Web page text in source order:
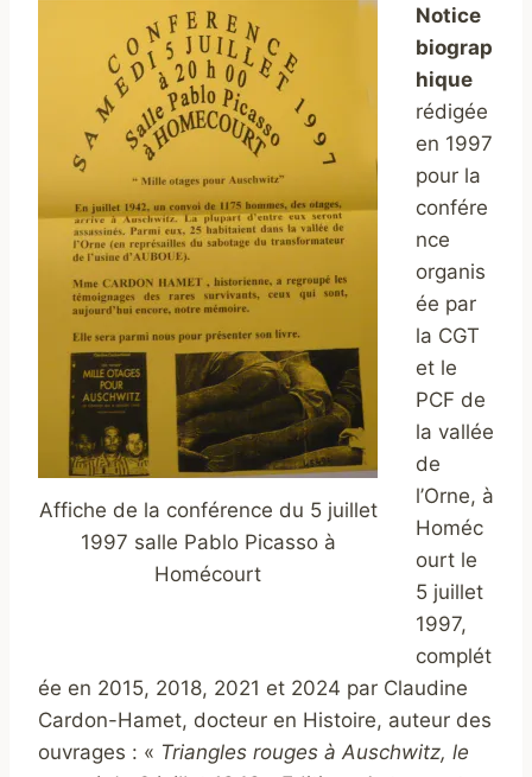
Affiche de la conférence du 5 juillet
1997 salle Pablo Picasso à
Homécourt
Notice
biograp
hique
rédigée
en 1997
pour la
confére
nce
organis
ée par
la CGT
et le
PCF de
la vallée
de
l’Orne, à
Homéc
ourt le
5 juillet
1997,
complét
ée en 2015, 2018, 2021 et 2024 par Claudine
Cardon-Hamet, docteur en Histoire, auteur des
ouvrages : « Triangles rouges à Auschwitz, le